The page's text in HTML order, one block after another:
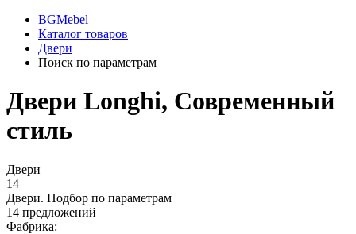
BGMebel
Каталог товаров
Двери
Поиск по параметрам
Двери Longhi, Современный
стиль
Двери
14
Двери. Подбор по параметрам
14 предложений
Фабрика: